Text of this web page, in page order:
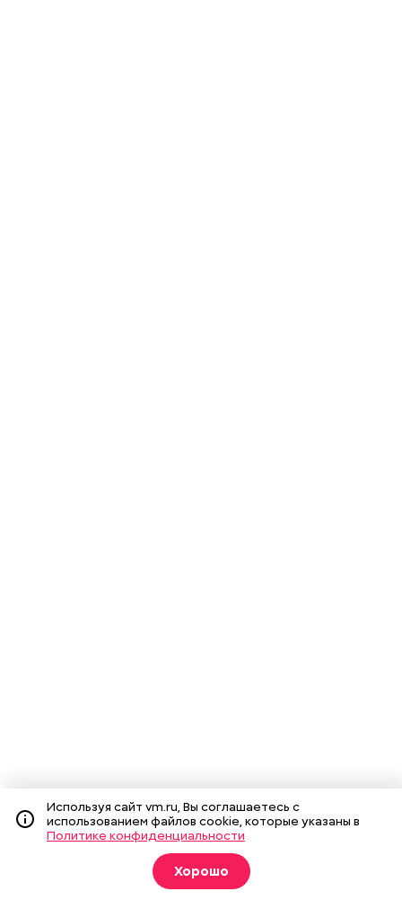
Используя сайт vm.ru, Вы соглашаетесь с
использованием файлов cookie, которые указаны в
Политике конфиденциальности
Хорошо